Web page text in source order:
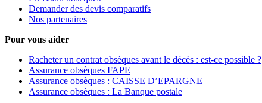
Demander des devis comparatifs
Nos partenaires
Pour vous aider
Racheter un contrat obsèques avant le décès : est-ce possible ?
Assurance obsèques FAPE
Assurance obsèques : CAISSE D’EPARGNE
Assurance obsèques : La Banque postale